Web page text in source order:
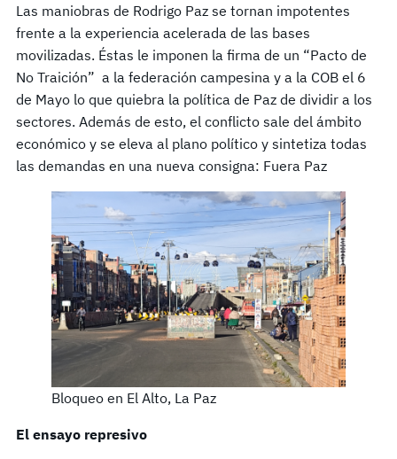
Las maniobras de Rodrigo Paz se tornan impotentes
frente a la experiencia acelerada de las bases
movilizadas. Éstas le imponen la firma de un “Pacto de
No Traición” a la federación campesina y a la COB el 6
de Mayo lo que quiebra la política de Paz de dividir a los
sectores. Además de esto, el conflicto sale del ámbito
económico y se eleva al plano político y sintetiza todas
las demandas en una nueva consigna: Fuera Paz
Bloqueo en El Alto, La Paz
El ensayo represivo